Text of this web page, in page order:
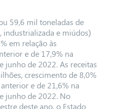
59,6 mil toneladas de
, industrializada e miúdos)
em relação às
e de 17,9% na
junho de 2022. As receitas
crescimento de 8,0%
e de 21,6% na
junho de 2022. No
deste ano, o Estado